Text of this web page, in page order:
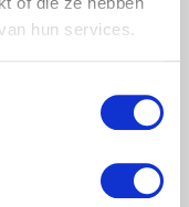
hun services.